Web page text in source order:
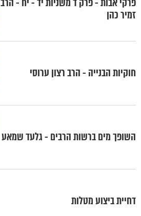
זמיר כהן
חוקיות הבנייה - הרב רצון ערוסי
השופך מים ברשות הרבים - גלעד שמאע
דחיית ביצוע מטלות